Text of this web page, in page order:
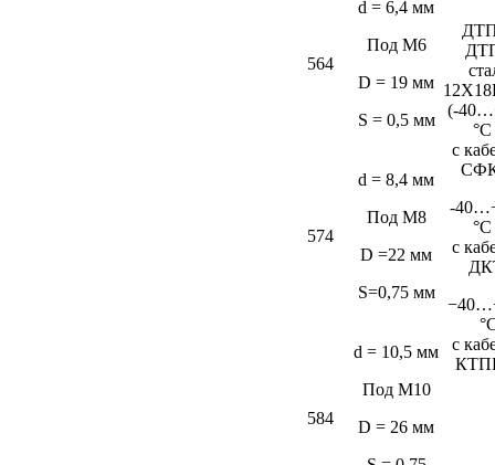
(-
°C
c
-
°C
c
c
564
d = 6,4 мм
Под М6
D = 19 мм
S = 0,5 мм
574
d = 8,4 мм
Под М8
D =22 мм
S=0,75 мм
584
d = 10,5 мм
Под М10
D = 26 мм